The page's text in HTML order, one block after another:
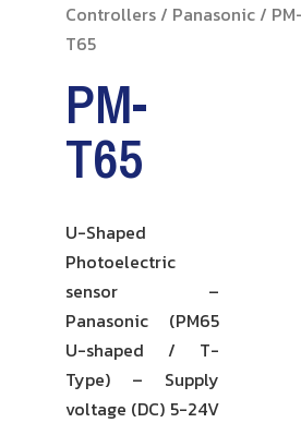
Controllers/ Panasonic/
T65
PM-
T65
U-Shaped
Photoelectric
sensor –
Panasonic (PM65
U-shaped / T-
Type) – Supply
voltage (DC) 5-24V